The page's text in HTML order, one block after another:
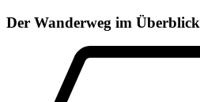
Der Wanderweg im Überblick